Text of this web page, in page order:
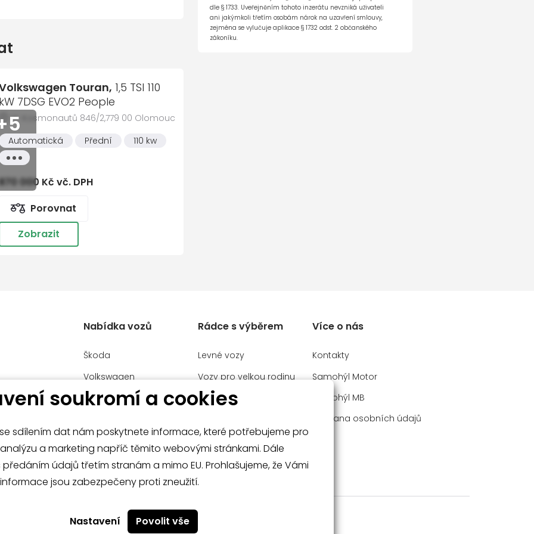
sedadel
Touran, 1,5 TSI 110
kW 7DSG EVO2 People
tř. Kosmonautů 846/2,779 00 Olomouc
Automatická
Přední
110 kw
Všechny
vlastnosti
870 000 Kč vč. DPH
Porovnat
Zobrazit
dle § 1733. Uveřejněním tohoto inzerátu nevzniká uživateli
ani jakýmkoli třetím osobám nárok na uzavření smlouvy,
zejména se vylučuje aplikace § 1732 odst. 2 občanského
zákoníku.
Miroslav Mareš
Vedoucí prodeje ročních a ojetých
585 560 251
se zpracováním
zprávu
MB
Nabídka vozů
Škoda
Volkswagen
Užitkové vozy
Volkswagen
Audi
Mercedes-Benz
Rádce s výběrem
Levné vozy
Vozy pro velkou rodinu
Manažerské vozy
Velké vozy a SUV
Více o nás
Kontakty
Samohýl Motor
Samohýl MB
Ochrana osobních údajů
Operativní leasing Kontakty
soukromí a cookies
sdílením dat nám poskytnete informace, které potřebujeme pro
a marketing napříč těmito webovými stránkami. Dále
údajů třetím stranám a mimo EU. Prohlašujeme, že Vámi
jsou zabezpečeny proti zneužití.
Nastavení Povolit vše